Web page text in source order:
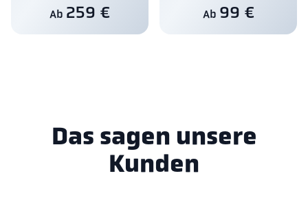
Ab 259 € Ab 99 €
Das sagen unsere
Kunden